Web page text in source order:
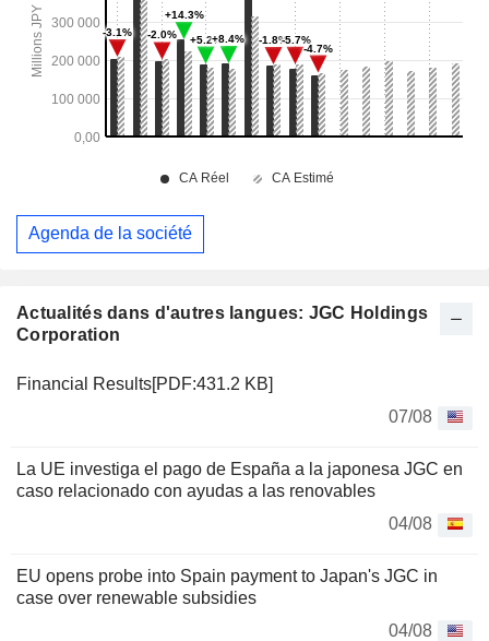
Actualités dans d'autres langues: JGC Holdings
Corporation
Financial Results[PDF:431.2 KB]
07/08
La UE investiga el pago de España a la japonesa JGC en
caso relacionado con ayudas a las renovables
04/08
EU opens probe into Spain payment to Japan's JGC in
case over renewable subsidies
04/08
Agenda de la société